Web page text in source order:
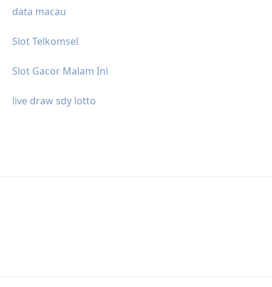
data macau
Slot Telkomsel
Slot Gacor Malam Ini
live draw sdy lotto